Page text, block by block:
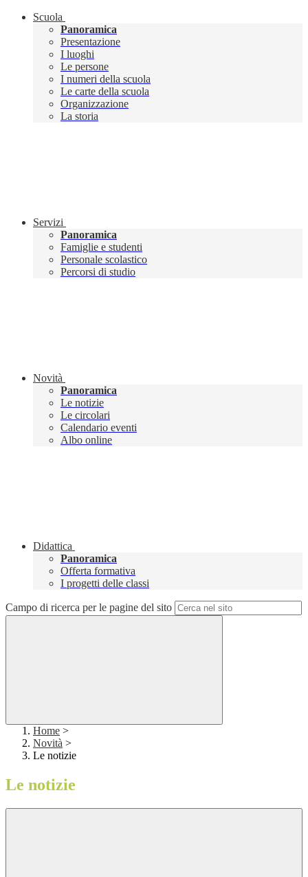
Scuola
Panoramica
Presentazione
I luoghi
Le persone
I numeri della scuola
Le carte della scuola
Organizzazione
La storia
Servizi
Panoramica
Famiglie e studenti
Personale scolastico
Percorsi di studio
Novità
Panoramica
Le notizie
Le circolari
Calendario eventi
Albo online
Didattica
Panoramica
Offerta formativa
I progetti delle classi
Campo di ricerca per le pagine del sito
Home >
Novità >
Le notizie
Le notizie